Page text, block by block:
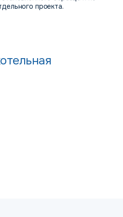
проекта.